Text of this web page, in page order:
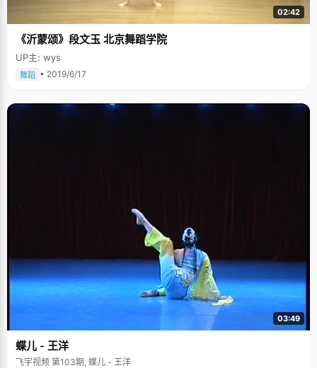
02:42
《沂蒙颂》段文玉 北京舞蹈学院
UP主: wys
舞蹈 • 2019/6/17
03:49
蝶儿 - 王洋
飞宇视频 第103期, 蝶儿 - 王洋